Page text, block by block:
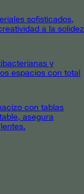
sofisticados,
a la solidez
y
espacios con total
con tablas
asegura